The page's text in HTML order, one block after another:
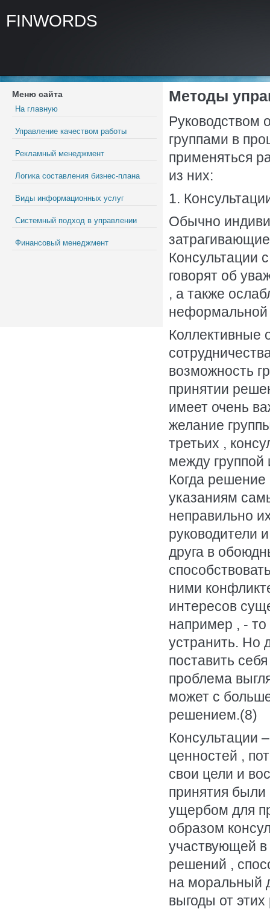
FINWORDS
Меню сайта
На главную
Управление качеством работы
Рекламный менеджмент
Логика составления бизнес-плана
Виды информационных услуг
Системный подход в управлении
Финансовый менеджмент
Методы
Руководством
группами в
применяться
из них:
1.
Обычно
Консультации
говорят об
, а также
неформальной
Коллективные
возможность
принятии
имеет очень
желание
третьих ,
между
Когда решение
указаниям
неправильно
руководители
друга в
ними
интересов
например , - то
устранить. Но
поставить
проблема
может с
решением.(8)
Консультации
ценностей ,
свои цели и
принятия
ущербом для
образом
участвующей в
решений ,
на моральный
выгоды от